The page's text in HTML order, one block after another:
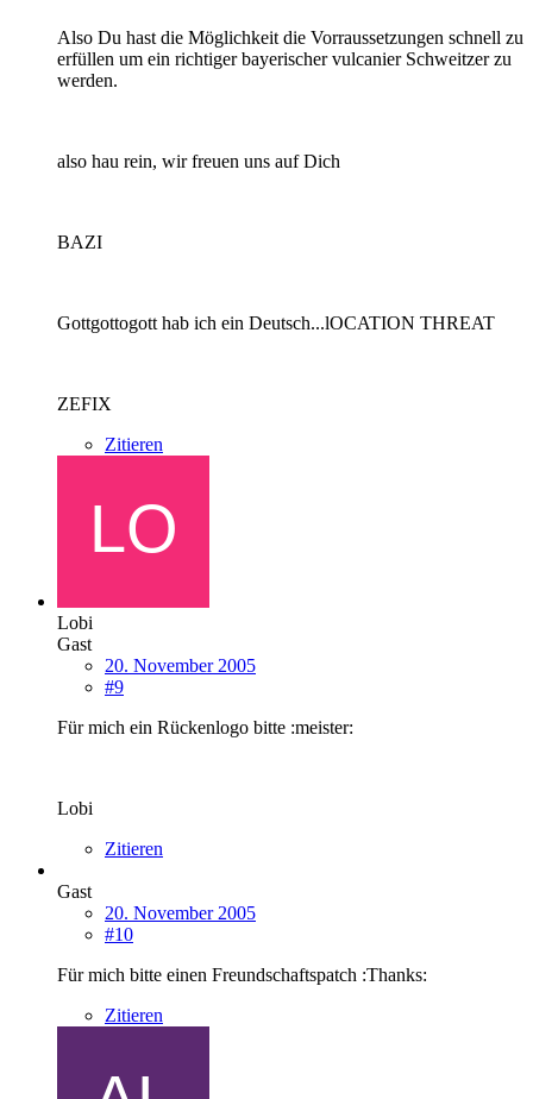
Also Du hast die Möglichkeit die Vorraussetzungen schnell zu
erfüllen um ein richtiger bayerischer vulcanier Schweitzer zu
werden.
also hau rein, wir freuen uns auf Dich
BAZI
Gottgottogott hab ich ein Deutsch...lOCATION THREAT
ZEFIX
Zitieren
Lobi
Gast
20. November 2005
#9
Für mich ein Rückenlogo bitte :meister:
Lobi
Zitieren
Gast
20. November 2005
#10
Für mich bitte einen Freundschaftspatch :Thanks:
Zitieren